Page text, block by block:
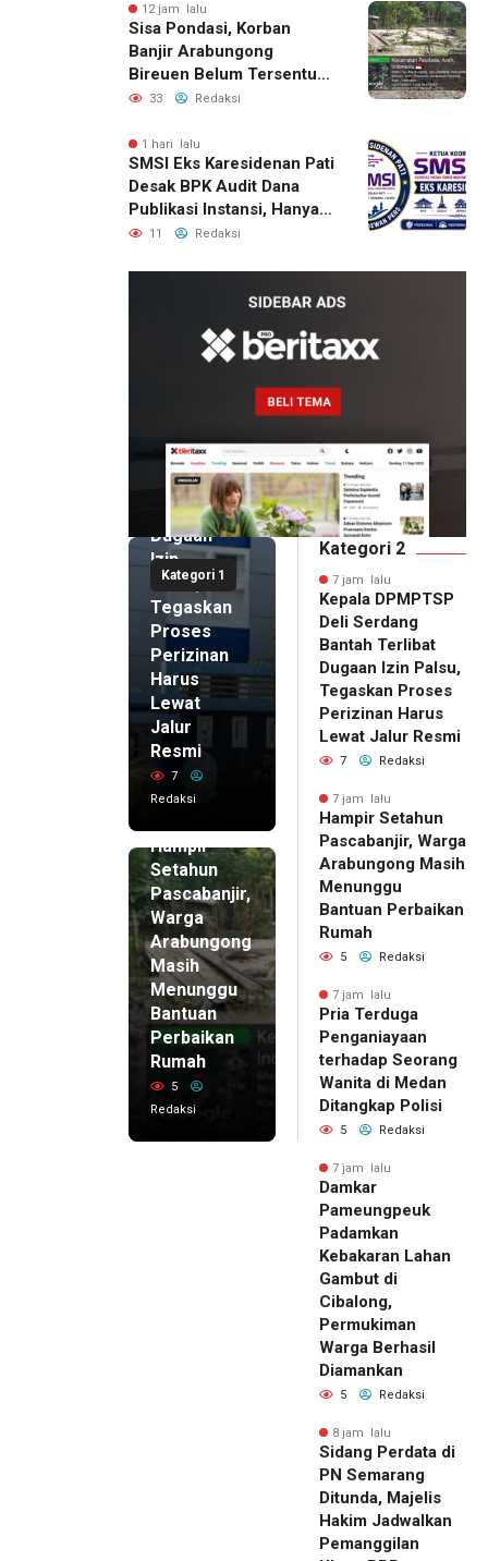
12 jam lalu
Sisa Pondasi, Korban
Banjir Arabungong
Bireuen Belum Tersentuh
Bantuan Pascabencana
33 Redaksi
1 hari lalu
SMSI Eks Karesidenan Pati
Desak BPK Audit Dana
Publikasi Instansi, Hanya
untuk Perusahaan Pers
11 Redaksi
Kategori 1
Deli
Serdang
Bantah
Terlibat
Dugaan
Izin
Palsu,
Tegaskan
Proses
Perizinan
Harus
Lewat
Jalur
Resmi
7
Redaksi
Hampir
Setahun
Pascabanjir,
Warga
Arabungong
Masih
Menunggu
Bantuan
Perbaikan
Rumah
5
Redaksi
Kategori 2
7 jam lalu
Kepala DPMPTSP
Deli Serdang
Bantah Terlibat
Dugaan Izin Palsu,
Tegaskan Proses
Perizinan Harus
Lewat Jalur Resmi
7 Redaksi
7 jam lalu
Hampir Setahun
Pascabanjir, Warga
Arabungong Masih
Menunggu
Bantuan Perbaikan
Rumah
5 Redaksi
7 jam lalu
Pria Terduga
Penganiayaan
terhadap Seorang
Wanita di Medan
Ditangkap Polisi
5 Redaksi
7 jam lalu
Damkar
Pameungpeuk
Padamkan
Kebakaran Lahan
Gambut di
Cibalong,
Permukiman
Warga Berhasil
Diamankan
5 Redaksi
8 jam lalu
Sidang Perdata di
PN Semarang
Ditunda, Majelis
Hakim Jadwalkan
Pemanggilan